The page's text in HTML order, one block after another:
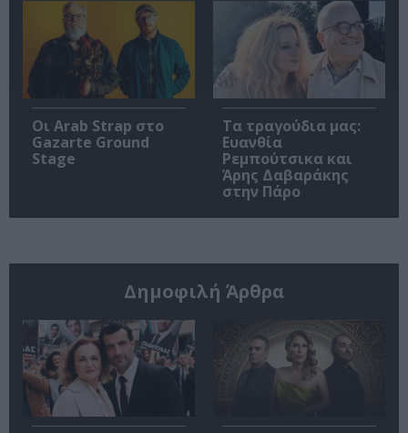
Οι Arab Strap στο
Gazarte Ground
Stage
Τα τραγούδια μας:
Ευανθία
Ρεμπούτσικα και
Άρης Δαβαράκης
στην Πάρο
Δημοφιλή Άρθρα